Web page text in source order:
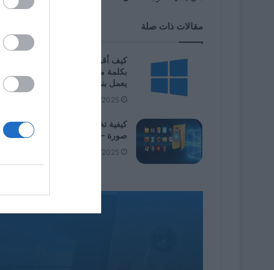
مقالات ذات صلة
بكلمة مرور عند استخدام جهاز كمبيوتر
يعمل بنظام Windows 11؟
09/06/2025
كيفية تخصيص أيقونات المجلد وإضافة
صورة – Windows 11
08/02/2025